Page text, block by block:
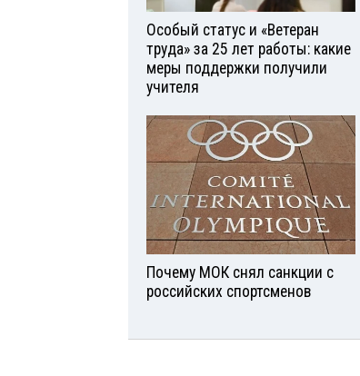
Особый статус и «Ветеран
труда» за 25 лет работы: какие
меры поддержки получили
учителя
Почему МОК снял санкции с
российских спортсменов